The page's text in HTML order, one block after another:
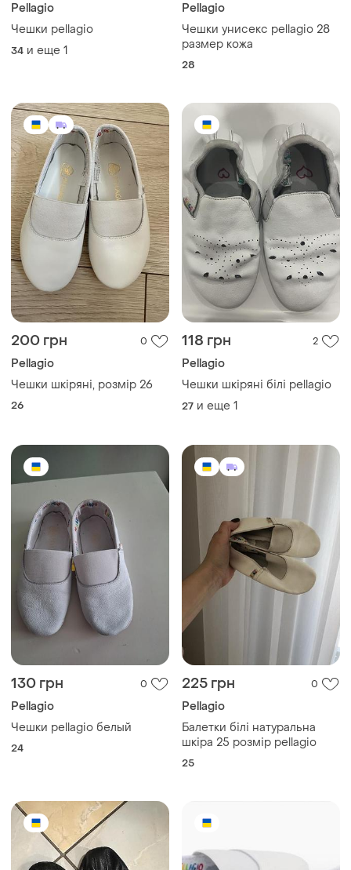
Pellagio
Чешки pellagio
34 и еще 1
Pellagio
Чешки унисекс pellagio 28
размер кожа
28
200 грн 0
Pellagio
Чешки шкіряні, розмір 26
26
118 грн 2
Pellagio
Чешки шкіряні білі pellagio
27 и еще 1
130 грн 0
Pellagio
Чешки pellagio белый
24
225 грн 0
Pellagio
Балетки білі натуральна
шкіра 25 розмір pellagio
25